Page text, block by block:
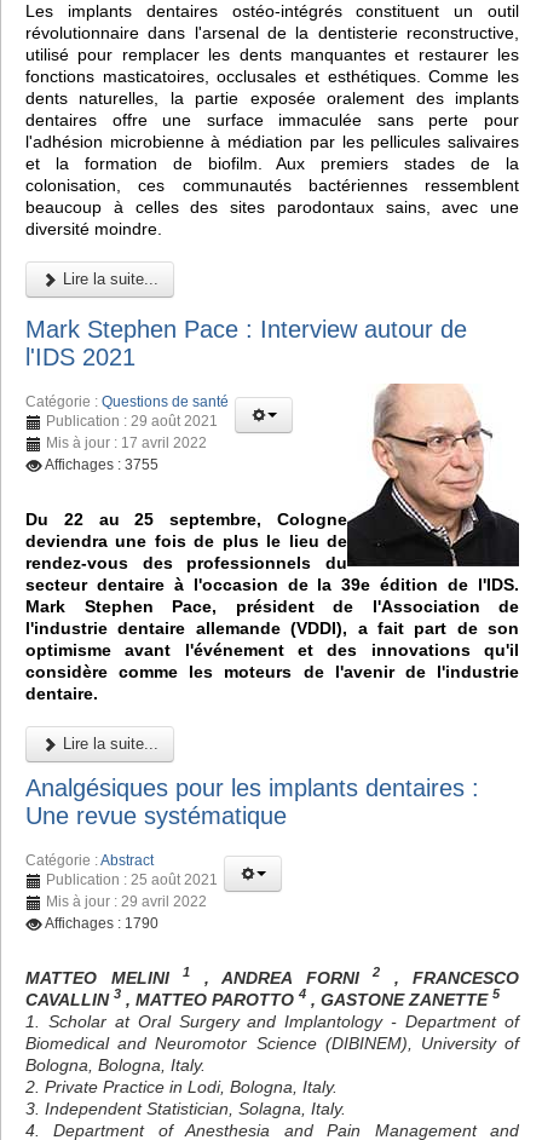
Les implants dentaires ostéo-intégrés constituent un outil
révolutionnaire dans l'arsenal de la dentisterie reconstructive,
utilisé pour remplacer les dents manquantes et restaurer les
fonctions masticatoires, occlusales et esthétiques. Comme les
dents naturelles, la partie exposée oralement des implants
dentaires offre une surface immaculée sans perte pour
l'adhésion microbienne à médiation par les pellicules salivaires
et la formation de biofilm. Aux premiers stades de la
colonisation, ces communautés bactériennes ressemblent
beaucoup à celles des sites parodontaux sains, avec une
diversité moindre.
Lire la suite...
Mark Stephen Pace : Interview autour de
l'IDS 2021
Catégorie : Questions de santé
Publication : 29 août 2021
Mis à jour : 17 avril 2022
Affichages : 3755
Du 22 au 25 septembre, Cologne
deviendra une fois de plus le lieu de
rendez-vous des professionnels du
secteur dentaire à l'occasion de la 39e édition de l'IDS.
Mark Stephen Pace, président de l'Association de
l'industrie dentaire allemande (VDDI), a fait part de son
optimisme avant l'événement et des innovations qu'il
considère comme les moteurs de l'avenir de l'industrie
dentaire.
Lire la suite...
Analgésiques pour les implants dentaires :
Une revue systématique
Catégorie :Abstract
Publication : 25 août 2021
Mis à jour : 29 avril 2022
Affichages : 1790
MATTEO MELINI 1 , ANDREA FORNI 2
, FRANCESCO
CAVALLIN 3 , MATTEO PAROTTO 4 , GASTONE ZANETTE 5
1. Scholar at Oral Surgery and Implantology - Department of
Biomedical and Neuromotor Science (DIBINEM), University of
Bologna, Bologna, Italy.
2. Private Practice in Lodi, Bologna, Italy.
3. Independent Statistician, Solagna, Italy.
4. Department of Anesthesia and Pain Management and